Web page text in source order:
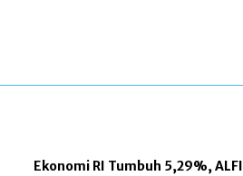
Ekonomi RI Tumbuh 5,29%, ALFI